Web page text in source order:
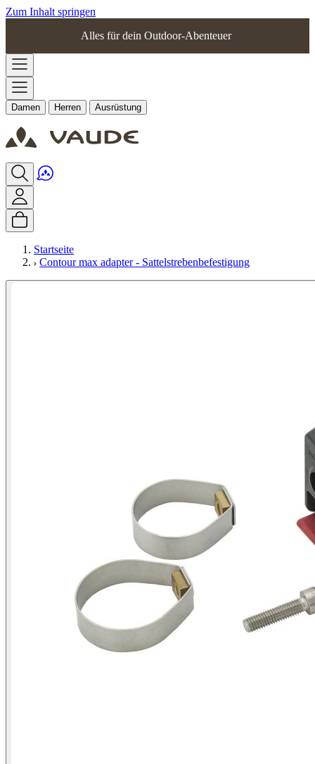
Zum Inhalt springen
Alles für dein Outdoor-Abenteuer
Damen Herren Ausrüstung
Startseite
Contour max adapter - Sattelstrebenbefestigung